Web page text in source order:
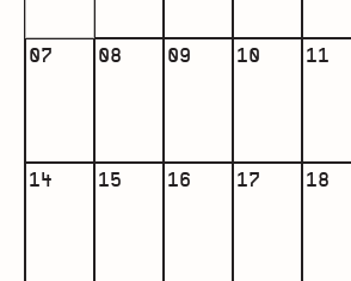
07 08 09 10 11
14 15 16 17 18